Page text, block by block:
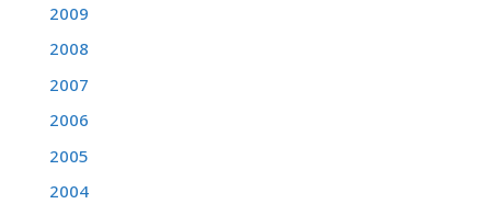
2009
2008
2007
2006
2005
2004